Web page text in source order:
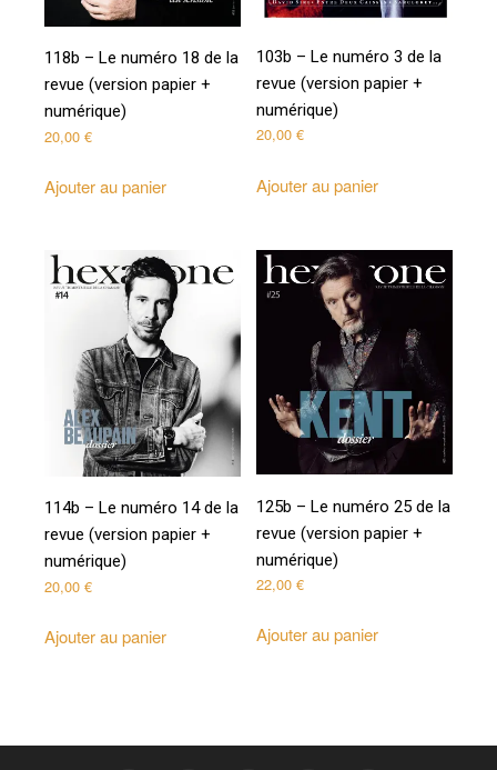
118b – Le numéro 18 de la
revue (version papier +
numérique)
20,00 €
Ajouter au panier
103b – Le numéro 3 de la
revue (version papier +
numérique)
20,00€
Ajouter au panier
114b – Le numéro 14 de la
revue (version papier +
numérique)
20,00 €
Ajouter au panier
125b – Le numéro 25 de la
revue (version papier +
numérique)
22,00€
Ajouter au panier